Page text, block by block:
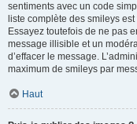
sentiments avec un code
liste complète des smileys
Essayez toutefois de ne pas
message illisible et un
d’effacer le message.
maximum de smileys par
Haut